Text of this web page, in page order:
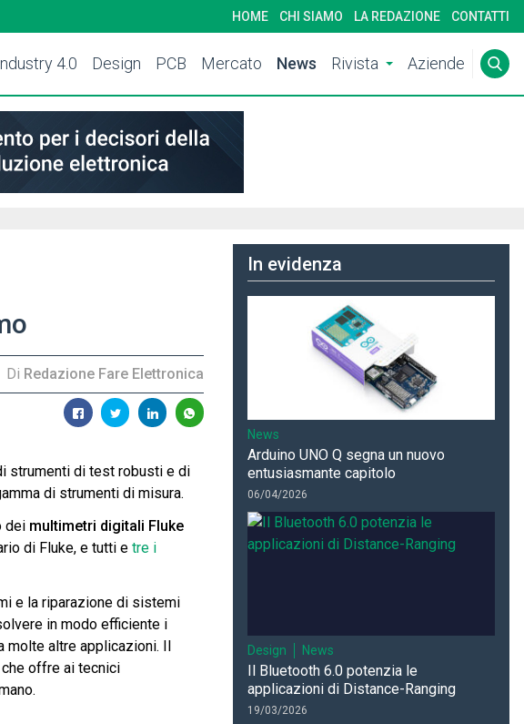
HOME CHI SIAMO LA REDAZIONE CONTATTI
4.0 Design PCB Mercato News Rivista Aziende
Di Redazione Fare Elettronica
strumenti di test robusti e di
di strumenti di misura.
dei multimetri digitali Fluke
di Fluke, e tutti e tre i
e la riparazione di sistemi
in modo efficiente i
molte altre applicazioni. Il
offre ai tecnici
In evidenza
News
Arduino UNO Q segna un nuovo
entusiasmante capitolo
06/04/2026
Design News
Il Bluetooth 6.0 potenzia le
applicazioni di Distance-Ranging
19/03/2026